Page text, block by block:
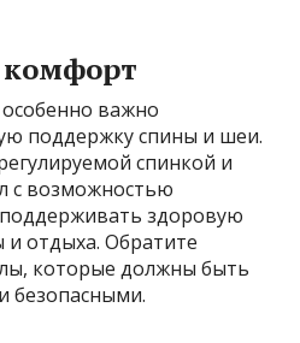
важно
поддержку спины и шеи.
спинкой и
с возможностью
здоровую
и отдыха. Обратите
которые должны быть
безопасными.